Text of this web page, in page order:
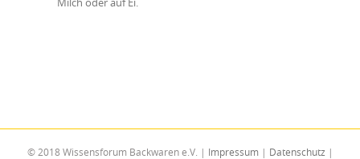
© 2018 Wissensforum Backwaren e.V. | Impressum| Datenschutz |